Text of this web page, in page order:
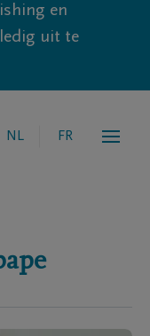
en
uit te
NL FR